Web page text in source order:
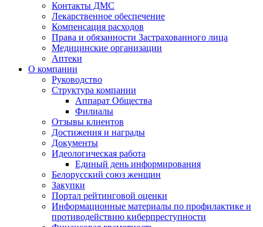
Контакты ДМС
Лекарственное обеспечение
Компенсация расходов
Права и обязанности Застрахованного лица
Медицинские организации
Аптеки
О компании
Руководство
Структура компании
Аппарат Общества
Филиалы
Отзывы клиентов
Достижения и награды
Документы
Идеологическая работа
Единый день информирования
Белорусский союз женщин
Закупки
Портал рейтинговой оценки
Информационные материалы по профилактике и
противодействию киберпреступности